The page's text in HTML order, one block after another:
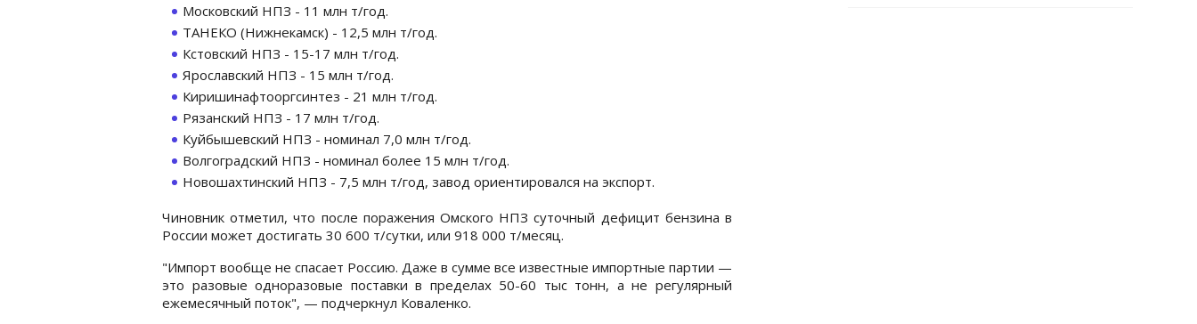
Московский НПЗ - 11 млн т/год.
ТАНЕКО (Нижнекамск) - 12,5 млн т/год.
Кстовский НПЗ - 15-17 млн т/год.
Ярославский НПЗ - 15 млн т/год.
Киришинафтооргсинтез - 21 млн т/год.
Рязанский НПЗ - 17 млн т/год.
Куйбышевский НПЗ - номинал 7,0 млн т/год.
Волгоградский НПЗ - номинал более 15 млн т/год.
Новошахтинский НПЗ - 7,5 млн т/год, завод ориентировался на экспорт.
Чиновник отметил, что после поражения Омского НПЗ суточный дефицит бензина в
России может достигать 30 600 т/сутки, или 918 000 т/месяц.
"Импорт вообще не спасает Россию. Даже в сумме все известные импортные партии —
это разовые одноразовые поставки в пределах 50-60 тыс тонн, а не регулярный
ежемесячный поток", — подчеркнул Коваленко.